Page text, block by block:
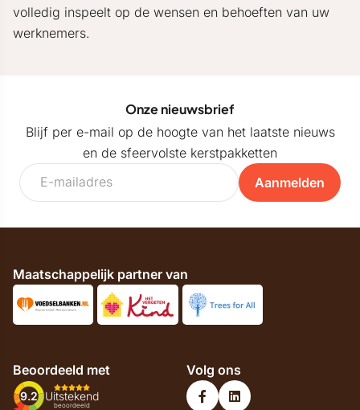
volledig inspeelt op de wensen en behoeften van uw
werknemers.
Onze nieuwsbrief
Blijf per e-mail op de hoogte van het laatste nieuws
en de sfeervolste kerstpakketten
Aanmelden
Maatschappelijk partner van
Beoordeeld met
9.2 Uitstekend
beoordeeld
Volg ons